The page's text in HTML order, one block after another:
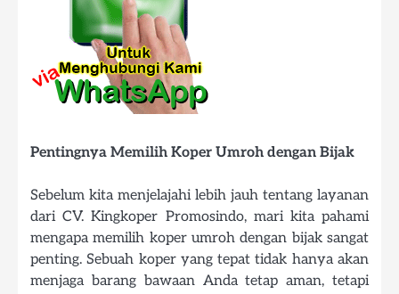
Pentingnya Memilih Koper Umroh dengan Bijak
Sebelum kita menjelajahi lebih jauh tentang layanan
dari CV. Kingkoper Promosindo, mari kita pahami
mengapa memilih koper umroh dengan bijak sangat
penting. Sebuah koper yang tepat tidak hanya akan
menjaga barang bawaan Anda tetap aman, tetapi